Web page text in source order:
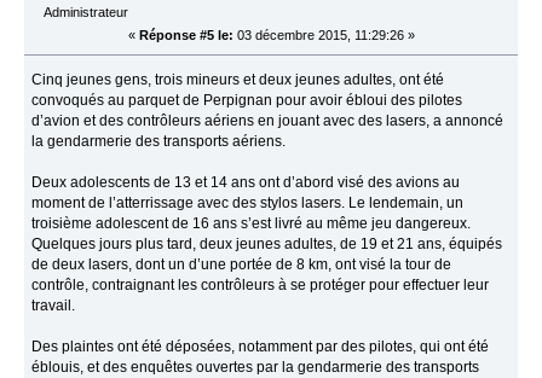
Administrateur
« Réponse #5 le: 03 décembre 2015, 11:29:26 »
Cinq jeunes gens, trois mineurs et deux jeunes adultes, ont été
convoqués au parquet de Perpignan pour avoir ébloui des pilotes
d’avion et des contrôleurs aériens en jouant avec des lasers, a annoncé
la gendarmerie des transports aériens.
Deux adolescents de 13 et 14 ans ont d’abord visé des avions au
moment de l’atterrissage avec des stylos lasers. Le lendemain, un
troisième adolescent de 16 ans s’est livré au même jeu dangereux.
Quelques jours plus tard, deux jeunes adultes, de 19 et 21 ans, équipés
de deux lasers, dont un d’une portée de 8 km, ont visé la tour de
contrôle, contraignant les contrôleurs à se protéger pour effectuer leur
travail.
Des plaintes ont été déposées, notamment par des pilotes, qui ont été
éblouis, et des enquêtes ouvertes par la gendarmerie des transports